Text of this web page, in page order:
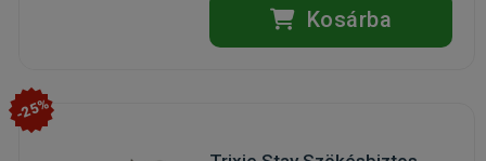
Kosárba
-25%